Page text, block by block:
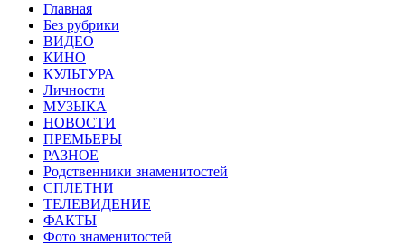
Главная
Без рубрики
ВИДЕО
КИНО
КУЛЬТУРА
Личности
МУЗЫКА
НОВОСТИ
ПРЕМЬЕРЫ
РАЗНОЕ
Родственники знаменитостей
СПЛЕТНИ
ТЕЛЕВИДЕНИЕ
ФАКТЫ
Фото знаменитостей